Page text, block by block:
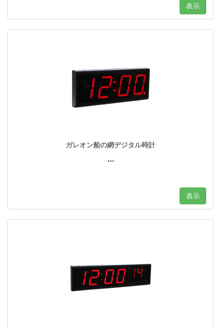
表示
ガレオン船の網デジタル時計
…
表示